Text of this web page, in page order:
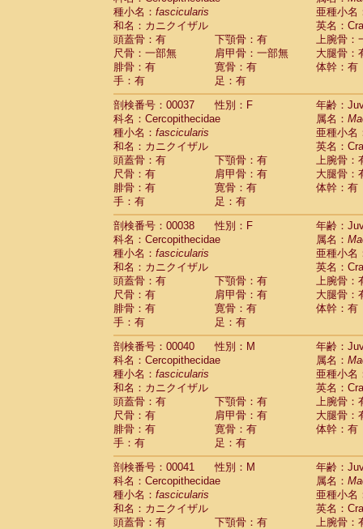
Cercopithecidae Piliocolobus badius
Cercopithecidae Kasi senex vetulus(1)
CercopithecidaeKasi senex
CercopithecidaeNasalis larvatus(0)
CercopithecidaePresbytes
CercopithecidaePygathrix nemaeus
CercopithecidaeSemnopithecus
Cercopithecidae
Trachypithecus
Cercopithecidae
Trachypithecus
Cercopithecidae
Trachypithecus
CercopithecidaeTrachypithecus
CercopithecidaeColobinae spp.(0)
CercopithecidaePresbytesinaespp.(0)
CercopithecidaeCercopithecidae
HylobatidaeHoolock hoolock(1)
HylobatidaeHylobates agilis
HylobatidaeHylobates klossii (0)
Hylobatidae
HylobatidaeHylobates moloch(2)
Hylobatidae Hylobates muelleri(0)
HylobatidaeHylobates pileatus(5)
Hylobatidae Hylobates
HylobatidaeHylobateshybrid(1)
HylobatidaeNomascus concolor(0)
HylobatidaeSymphalangus
Hominidae
(0)
Hominidae
Hominidae Gorilla gorilla beringei(0)
Hominidae Gorilla gorilla gorilla(0)
Primates misc.(0)
Scandentia Dendrogale melanura
Scandentia Ptilocercus lowii
ScandentiaTupaia glis
Scandentia
Scandentia
種小名： fascicularis
亜種小名
和名：カニクイザル
英名：
頭蓋骨：有
下顎骨：有
上腕骨：
尺骨：一部無
肩甲骨：一部無
大腿骨：
腓骨：有
寛骨：有
体幹：有
手：有
足：有
剖検番号：00037
性別：F
年齢：
科名：Cercopithecidae
属名：
種小名： fascicularis
亜種小名
和名：カニクイザル
英名：
頭蓋骨：有
下顎骨：有
上腕骨：
尺骨：有
肩甲骨：有
大腿骨：
腓骨：有
寛骨：有
体幹：有
手：有
足：有
剖検番号：00038
性別：F
年齢：
科名：Cercopithecidae
属名：
種小名： fascicularis
亜種小名
和名：カニクイザル
英名：
頭蓋骨：有
下顎骨：有
上腕骨：
尺骨：有
肩甲骨：有
大腿骨：
腓骨：有
寛骨：有
体幹：有
手：有
足：有
剖検番号：00040
性別：M
年齢：
科名：Cercopithecidae
属名：
種小名： fascicularis
亜種小名
和名：カニクイザル
英名：
頭蓋骨：有
下顎骨：有
上腕骨：
尺骨：有
肩甲骨：有
大腿骨：
腓骨：有
寛骨：有
体幹：有
手：有
足：有
剖検番号：00041
性別：M
年齢：
科名：Cercopithecidae
属名：
種小名： fascicularis
亜種小名
和名：カニクイザル
英名：
頭蓋骨：有
下顎骨：有
上腕骨：